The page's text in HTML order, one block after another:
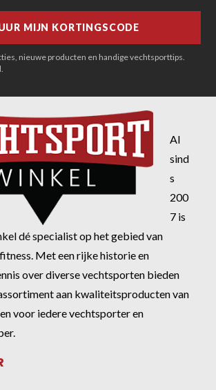
nieuwe producten en handige vechtsporttips.
Al
sind
s
200
7 is
dé specialist op het gebied van
Met een rijke historie en
over diverse vechtsporten bieden
aan kwaliteitsproducten van
voor iedere vechtsporter en